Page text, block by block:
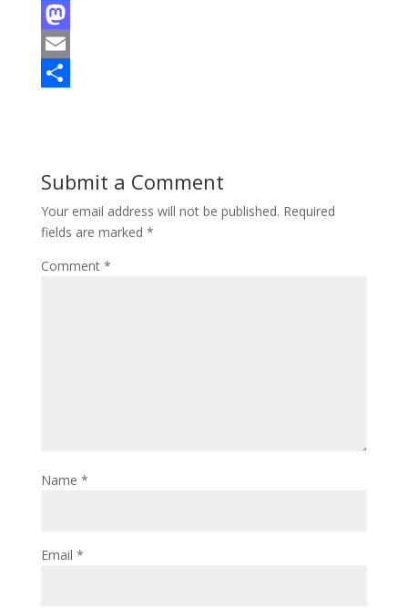
F
a
c
o
k
M
a
d
o
E
lr
e
Submit a Comment
Your email address will not be published. Required
fields are marked *
Comment *
Name *
Email *